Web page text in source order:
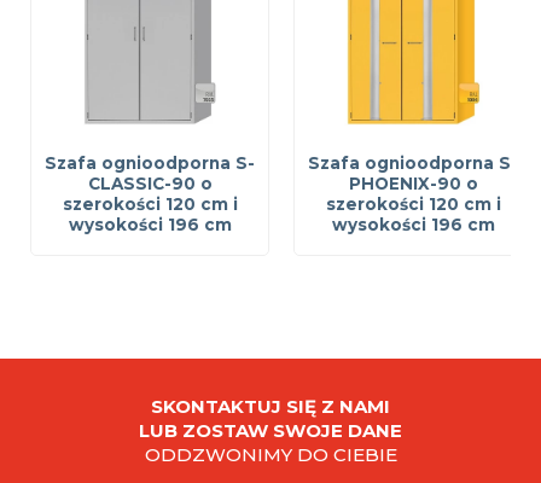
Szafa ognioodporna S-
CLASSIC-90 o
szerokości 120 cm i
wysokości 196 cm
Szafa ognioodporna S-
PHOENIX-90 o
szerokości 120 cm i
wysokości 196 cm
SKONTAKTUJ SIĘ Z NAMI
LUB ZOSTAW SWOJE DANE
ODDZWONIMY DO CIEBIE